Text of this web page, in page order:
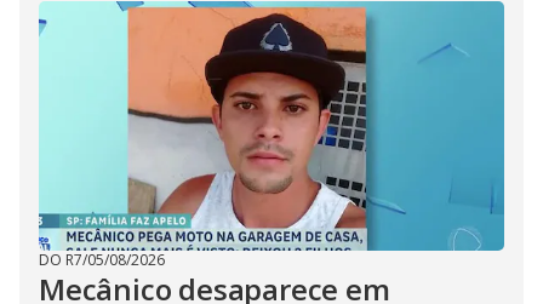
DO R7/05/08/2026
Mecânico desaparece em